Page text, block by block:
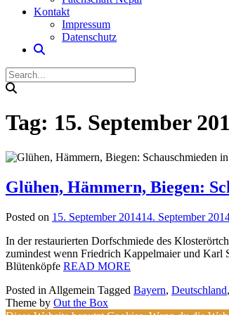
Kontakt
Impressum
Datenschutz
Tag: 15. September
Glühen, Hämmern, Biegen:
Posted on 15. September 201414. September
In der restaurierten Dorfschmiede des
zumindest wenn Friedrich Kappelmaier und Karl
Blütenköpfe READ MORE
Posted in Allgemein Tagged Bayern, Deutschland,
Theme by Out the Box